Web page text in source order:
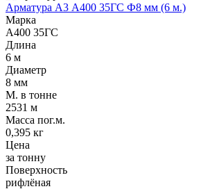
Арматура А3 А400 35ГС Ф8 мм (6 м.)
Марка
А400 35ГС
Длина
6 м
Диаметр
8 мм
М. в тонне
2531 м
Масса пог.м.
0,395 кг
Цена
за тонну
Поверхность
рифлёная